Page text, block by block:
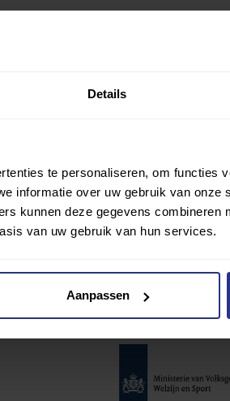
Details
te personaliseren, om functies
informatie over uw gebruik van onze
kunnen deze gegevens combineren
van uw gebruik van hun services.
Aanpassen
Partners: